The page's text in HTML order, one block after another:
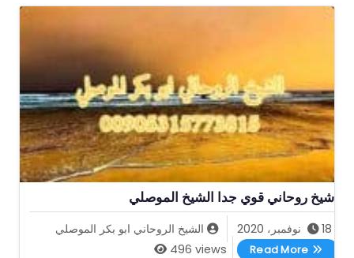
شيخ روحاني قوي جدا الشيخ الموصلي
18 نوفمبر، 2020
الشيخ الروحاني ابو بكر الموصلي
496 views
Read More
شيخ روحاني قوي جدا الشيخ الموصلي